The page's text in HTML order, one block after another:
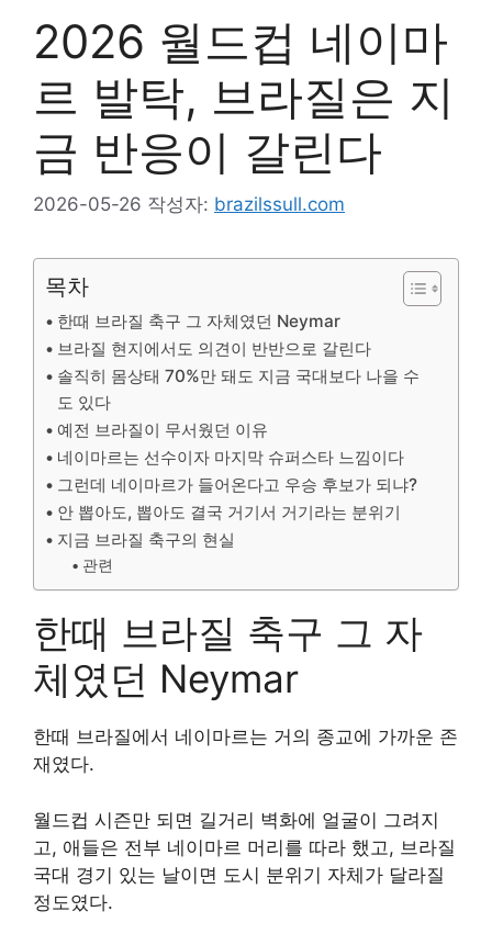
2026 월드컵 네이마
르 발탁, 브라질은 지
금 반응이 갈린다
2026-05-26 작성자: brazilssull.com
목차
한때 브라질 축구 그 자체였던 Neymar
브라질 현지에서도 의견이 반반으로 갈린다
솔직히 몸상태 70%만 돼도 지금 국대보다 나을 수
도 있다
예전 브라질이 무서웠던 이유
네이마르는 선수이자 마지막 슈퍼스타 느낌이다
그런데 네이마르가 들어온다고 우승 후보가 되냐?
안 뽑아도, 뽑아도 결국 거기서 거기라는 분위기
지금 브라질 축구의 현실
관련
한때 브라질 축구 그 자
체였던 Neymar
한때 브라질에서 네이마르는 거의 종교에 가까운 존
재였다.
월드컵 시즌만 되면 길거리 벽화에 얼굴이 그려지
고, 애들은 전부 네이마르 머리를 따라 했고, 브라질
국대 경기 있는 날이면 도시 분위기 자체가 달라질
정도였다.